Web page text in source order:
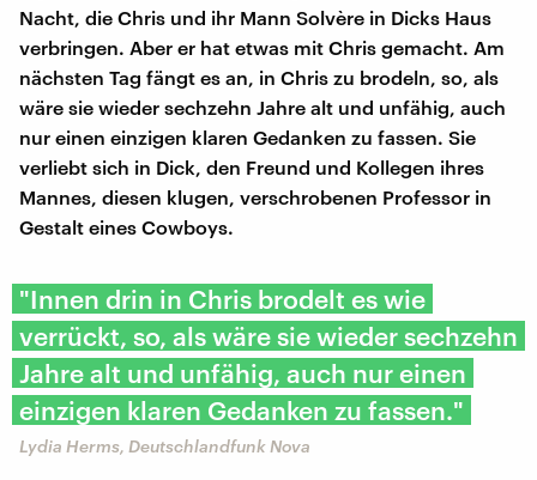
Nacht, die Chris und ihr Mann Solvère in Dicks Haus
verbringen. Aber er hat etwas mit Chris gemacht. Am
nächsten Tag fängt es an, in Chris zu brodeln, so, als
wäre sie wieder sechzehn Jahre alt und unfähig, auch
nur einen einzigen klaren Gedanken zu fassen. Sie
verliebt sich in Dick, den Freund und Kollegen ihres
Mannes, diesen klugen, verschrobenen Professor in
Gestalt eines Cowboys.
"Innen drin in Chris brodelt es wie
verrückt, so, als wäre sie wieder sechzehn
Jahre alt und unfähig, auch nur einen
einzigen klaren Gedanken zu fassen."
Lydia Herms, Deutschlandfunk Nova